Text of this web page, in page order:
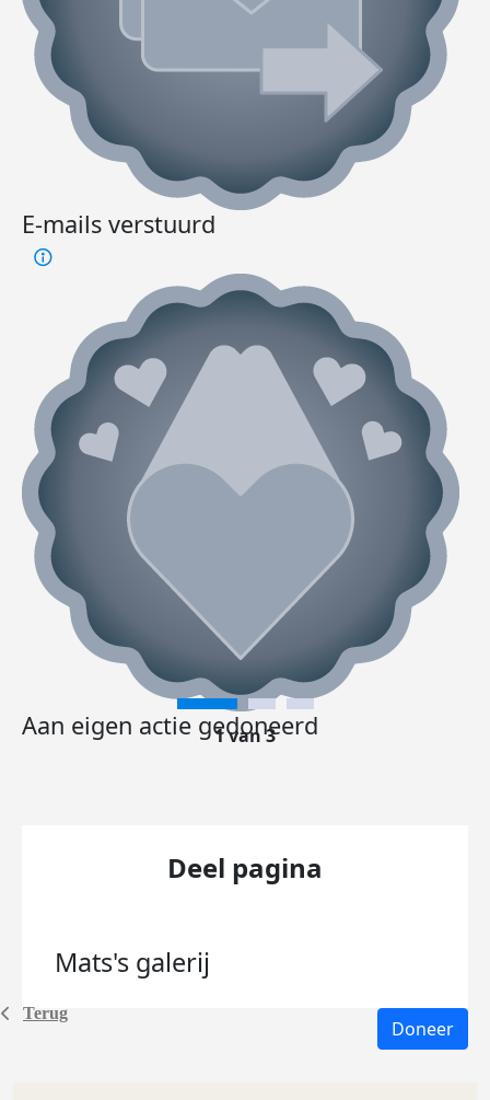
Terug
E-mails verstuurd
Aan eigen actie gedoneerd
1 van 3
Deel pagina
Mats's galerij
Doneer